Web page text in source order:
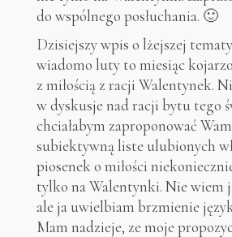
do wspólnego posłuchania. 🙂
Dzisiejszy wpis o lżejszej
wiadomo luty to miesiąc
z miłością z racji Walentynek.
w dyskusje nad racji bytu tego
chciałabym zaproponować
subiektywną liste ulubionych
piosenek o miłości
tylko na Walentynki. Nie wiem
ale ja uwielbiam brzmienie
Mam nadzieje, ze moje